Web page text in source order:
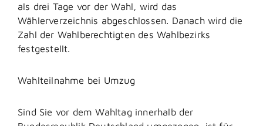
als drei Tage vor der Wahl, wird das
Wählerverzeichnis abgeschlossen. Danach wird die
Zahl der Wahlberechtigten des Wahlbezirks
festgestellt.
Wahlteilnahme bei Umzug
Sind Sie vor dem Wahltag innerhalb der